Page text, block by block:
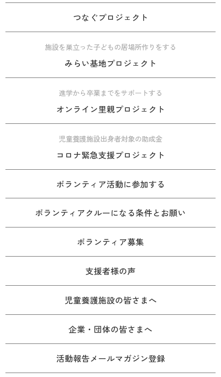
つなぐプロジェクト
施設を巣立った子どもの居場所作りをする
みらい基地プロジェクト
進学から卒業までをサポートする
オンライン里親プロジェクト
児童養護施設出身者対象の助成金
コロナ緊急支援プロジェクト
ボランティア活動に参加する
ボランティアクルーになる条件とお願い
ボランティア募集
支援者様の声
児童養護施設の皆さまへ
企業・団体の皆さまへ
活動報告メールマガジン登録